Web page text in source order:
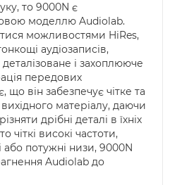
то 9000N є
моделлю Audiolab.
можливостями HiRes,
аудіозаписів,
і захоплююче
передових
що він забезпечує чітке та
матеріалу, даючи
дрібні деталі в їхніх
чіткі високі частоти,
потужні низи, 9000N
Audiolab до